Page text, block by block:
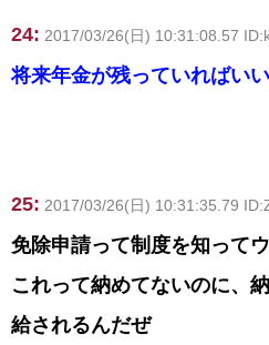
24: 2017/03/26(日) 10:31:08.57
将来年金が残っていればい
25: 2017/03/26(日) 10:31:35.79
免除申請って制度を知って
これって納めてないのに、
給されるんだぜ